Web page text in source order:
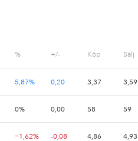
% +/- Köp Sälj
5,87% 0,20 3,37 3,59
0% 0,00 58 59
−1,62% -0,08 4,86 4,93